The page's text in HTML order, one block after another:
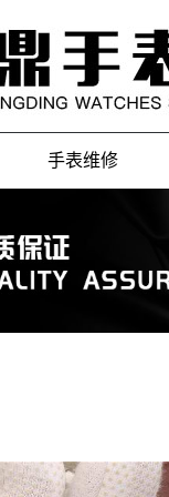
手表维修